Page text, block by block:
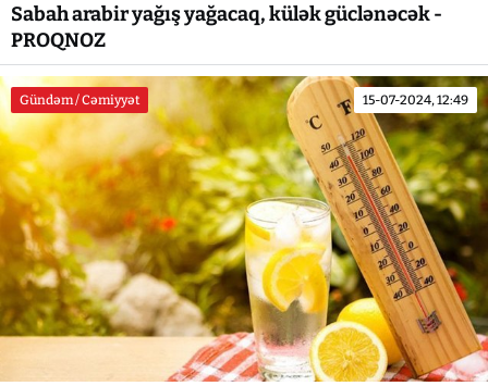
Sabah arabir yağış yağacaq, külək güclənəcək -
PROQNOZ
Gündəm / Cəmiyyət 15-07-2024, 12:49